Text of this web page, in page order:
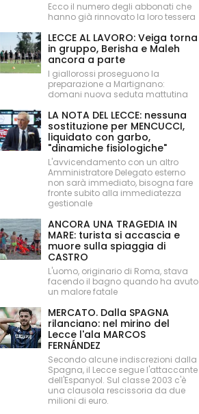
Ecco il numero degli abbonati che
hanno già rinnovato la loro tessera
LECCE AL LAVORO: Veiga torna
in gruppo, Berisha e Maleh
ancora a parte
I giallorossi proseguono la
preparazione a Martignano:
domani nuova seduta mattutina
LA NOTA DEL LECCE: nessuna
sostituzione per MENCUCCI,
liquidato con garbo,
"dinamiche fisiologiche"
L'avvicendamento con un altro
Amministratore Delegato esterno
non sarà immediato, bisogna fare
fronte subito alla immediatezza
gestionale
ANCORA UNA TRAGEDIA IN
MARE: turista si accascia e
muore sulla spiaggia di
CASTRO
L'uomo, originario di Roma, stava
facendo il bagno quando ha avuto
un malore fatale
MERCATO. Dalla SPAGNA
rilanciano: nel mirino del
Lecce l'ala MARCOS
FERNÁNDEZ
Secondo alcune indiscrezioni dalla
Spagna, il Lecce segue l'attaccante
dell'Espanyol. Sul classe 2003 c'è
una clausola rescissoria da due
milioni di euro.